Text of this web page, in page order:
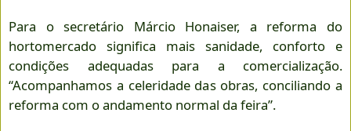
Para o secretário Márcio Honaiser, a reforma do
hortomercado significa mais sanidade, conforto e
condições adequadas para a comercialização.
“Acompanhamos a celeridade das obras, conciliando a
reforma com o andamento normal da feira”.